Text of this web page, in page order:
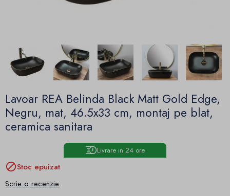
Lavoar REA Belinda Black Matt Gold Edge,
Negru, mat, 46.5x33 cm, montaj pe blat,
ceramica sanitara
Livrare in 24 ore
Stoc epuizat
Scrie o recenzie